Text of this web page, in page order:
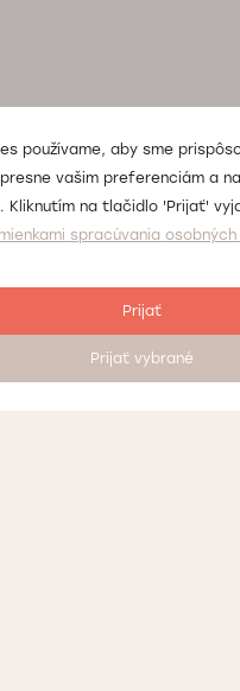
používame, aby sme
vašim preferenciám a
Kliknutím na tlačidlo 'Prijať'
spracúvania
Prijať
Prijať vybrané